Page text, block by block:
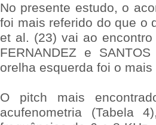
No presente estudo, o
foi mais referido do que o
et al. (23) vai ao
FERNANDEZ e
orelha esquerda foi o
O pitch mais
acufenometria (Tabela